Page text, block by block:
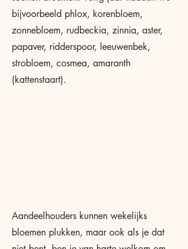
bijvoorbeeld phlox, korenbloem,
zonnebloem, rudbeckia, zinnia, aster,
papaver, ridderspoor, leeuwenbek,
strobloem, cosmea, amaranth
(kattenstaart).
Aandeelhouders kunnen wekelijks
bloemen plukken, maar ook als je dat